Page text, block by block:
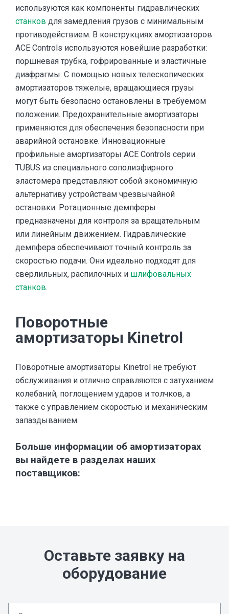
используются как компоненты гидравлических
станков для замедления грузов с минимальным
противодействием. В конструкциях амортизаторов
АСЕ Controls используются новейшие разработки:
поршневая трубка, гофрированные и эластичные
диафрагмы. С помощью новых телескопических
амортизаторов тяжелые, вращающиеся грузы
могут быть безопасно остановлены в требуемом
положении. Предохранительные амортизаторы
применяются для обеспечения безопасности при
аварийной остановке. Инновационные
профильные амортизаторы ACE Controls серии
TUBUS из специального сополиэфирного
эластомера представляют собой экономичную
альтернативу устройствам чрезвычайной
остановки. Ротационные демпферы
предназначены для контроля за вращательным
или линейным движением. Гидравлические
демпфера обеспечивают точный контроль за
скоростью подачи. Они идеально подходят для
сверлильных, распилочных и шлифовальных
станков.
Поворотные
амортизаторы Kinetrol
Поворотные амортизаторы Kinetrol не требуют
обслуживания и отлично справляются с затуханием
колебаний, поглощением ударов и толчков, а
также с управлением скоростью и механическим
запаздыванием.
Больше информации об амортизаторах
вы найдете в разделах наших
поставщиков:
Оставьте заявку на
оборудование